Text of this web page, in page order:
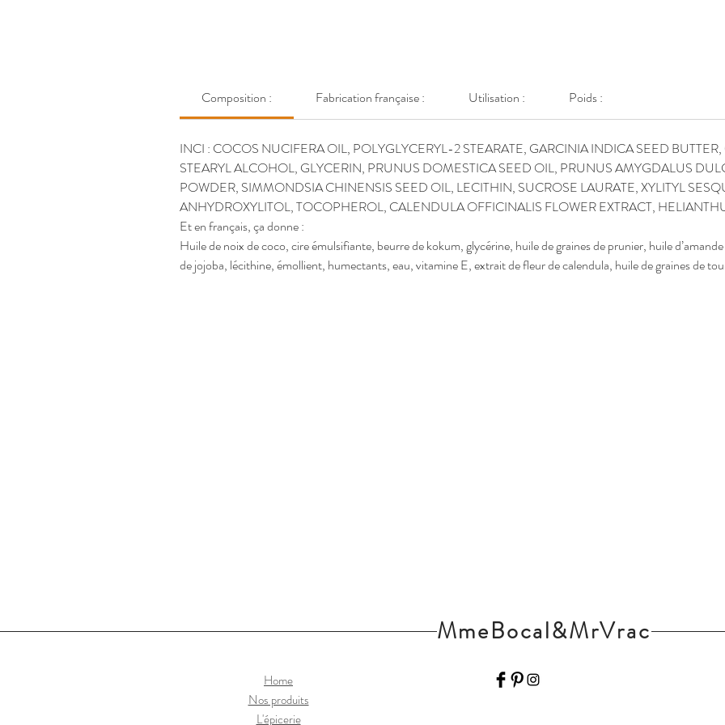
Composition : Fabrication française : Utilisation : Poids :
INCI : COCOS NUCIFERA OIL, POLYGLYCERYL-2 STEARATE, GARCINIA INDICA SEED BUTTER,
STEARYL ALCOHOL, GLYCERIN, PRUNUS DOMESTICA SEED OIL, PRUNUS AMYGDALUS
POWDER, SIMMONDSIA CHINENSIS SEED OIL, LECITHIN, SUCROSE LAURATE, XYLITYL
ANHYDROXYLITOL, TOCOPHEROL, CALENDULA OFFICINALIS FLOWER EXTRACT,
Et en français, ça donne :
Huile de noix de coco, cire émulsifiante, beurre de kokum, glycérine, huile de graines de prunier, huile
de jojoba, lécithine, émollient, humectants, eau, vitamine E, extrait de fleur de calendula, huile de graines de
MmeBocal&MrVrac
Home
Nos produits
L'épicerie